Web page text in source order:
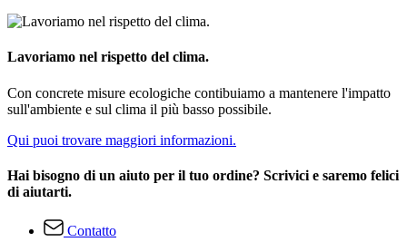
Lavoriamo nel rispetto del clima.
Con concrete misure ecologiche contibuiamo a mantenere l'impatto
sull'ambiente e sul clima il più basso possibile.
Qui puoi trovare maggiori informazioni.
Hai bisogno di un aiuto per il tuo ordine? Scrivici e saremo felici
di aiutarti.
Contatto